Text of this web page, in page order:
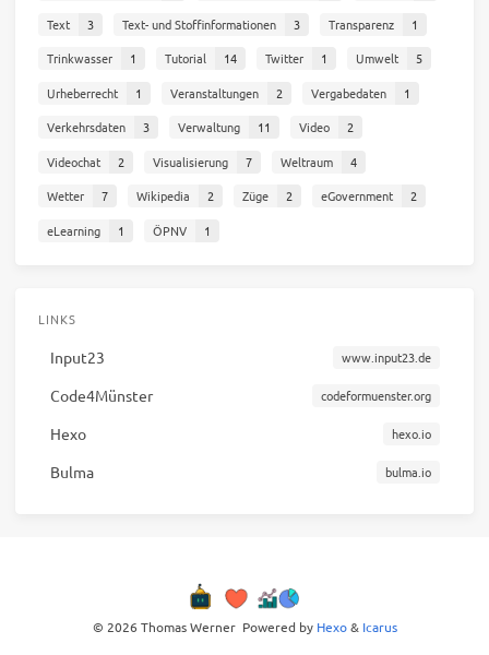
Text
3 Text- und Stoffinformationen 3 Transparenz
1
Trinkwasser
1 Tutorial 14 Twitter 1 Umwelt
5
Urheberrecht
1 Veranstaltungen 2 Vergabedaten
1
Verkehrsdaten
3 Verwaltung 11 Video
2
Videochat
2 Visualisierung 7 Weltraum
4
Wetter
7 Wikipedia 2 Züge 2 eGovernment
2
eLearning
1 ÖPNV 1
LINKS
Input23 www.input23.de
Code4Münster codeformuenster.org
Hexo hexo.io
Bulma bulma.io
© 2026 Thomas WernerPowered by Hexo& Icarus